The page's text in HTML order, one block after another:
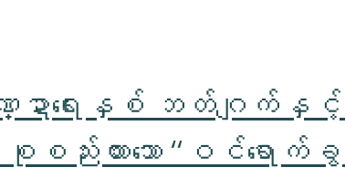
ဍာရေးနှစ် ဘတ်ဂျက်နှင့်
စုစည်းထားသော “ဝင်ရ